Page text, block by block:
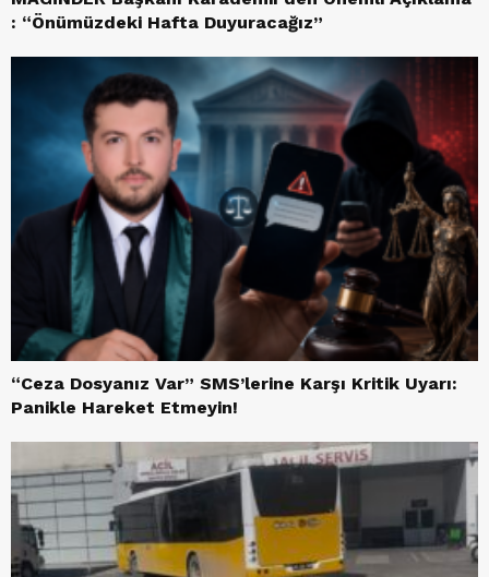
: “Önümüzdeki Hafta Duyuracağız”
“Ceza Dosyanız Var” SMS’lerine Karşı Kritik Uyarı:
Panikle Hareket Etmeyin!